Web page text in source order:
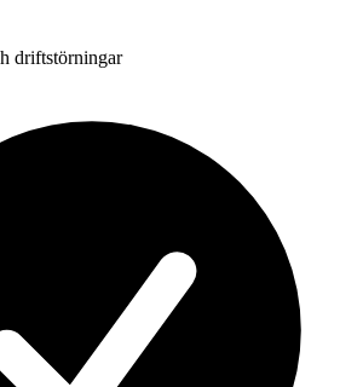
driftstörningar